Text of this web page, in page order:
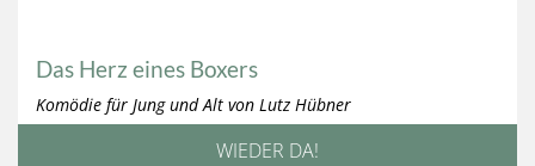
WIEDER DA!
Das Herz eines Boxers
Komödie für Jung und Alt von Lutz Hübner